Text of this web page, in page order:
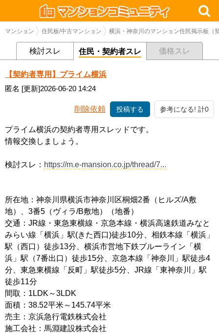
マンション 住民板/中古マンション 横浜・神奈川のマンション住民掲示板（
検討スレ 住民・契約者スレ 価格スレ
【契約者専用】プライム横浜
匿名 [更新]2026-06-20 14:24
削除依頼 投稿する 参考になる! 計0
プライム横浜の契約者専用スレッドです。
情報交換しましょう。
検討スレ： https://m.e-mansion.co.jp/thread/7...
所在地：神奈川県横浜市神奈川区桐畑2番（ヒルズ/A敷
地）、3番5（ヴィラ/B敷地）（地番）
交通：JR線・東急東横線・京急本線・横浜高速鉄道みなと
みらい線「横浜」駅(きた西口)徒歩10分、相鉄本線「横浜」
駅（西口）徒歩13分、横浜市営地下鉄ブルーライン「横
浜」駅（7番出口）徒歩15分、京急本線「神奈川」駅徒歩4
分、東急東横線「反町」駅徒歩5分、JR線「東神奈川」駅
徒歩11分
間取：1LDK～3LDK
面積：38.52平米～145.74平米
売主：京浜急行電鉄株式会社
施工会社：馬淵建設株式会社